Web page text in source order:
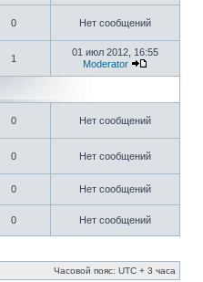
0 Нет сообщений
1
01 июл 2012, 16:55
Moderator
0 Нет сообщений
0 Нет сообщений
0 Нет сообщений
0 Нет сообщений
Часовой пояс: UTC + 3 часа